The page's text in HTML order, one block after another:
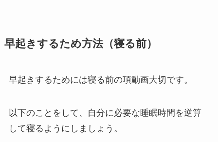
早起きするため方法（寝る前）
早起きするためには寝る前の項動画大切です。
以下のことをして、自分に必要な睡眠時間を逆算
して寝るようにしましょう。